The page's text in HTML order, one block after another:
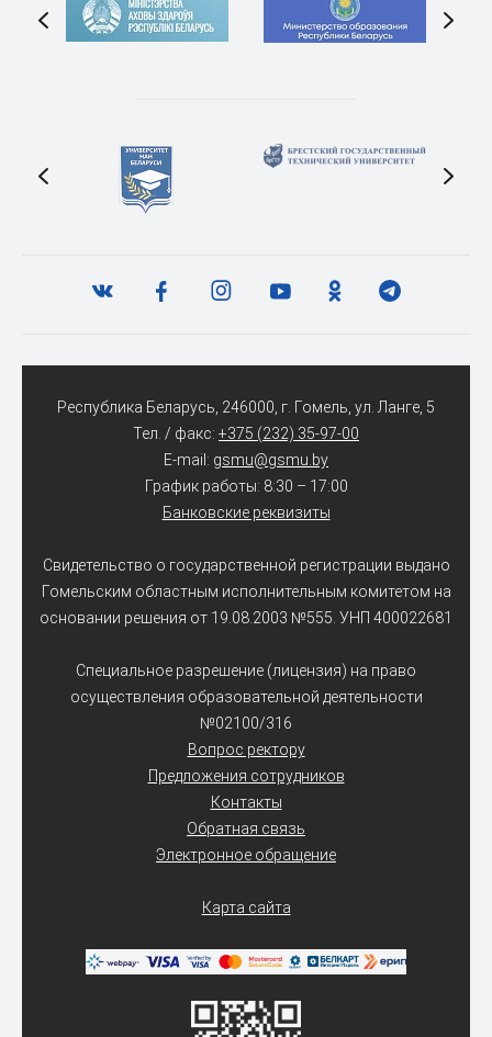
Республика Беларусь, 246000, г. Гомель, ул. Ланге, 5
Тел. / факс: +375 (232) 35-97-00
E-mail: gsmu@gsmu.by
График работы: 8:30 – 17:00
Банковские реквизиты
Свидетельство о государственной регистрации выдано
Гомельским областным исполнительным комитетом на
основании решения от 19.08.2003 №555. УНП 400022681
Специальное разрешение (лицензия) на право
осуществления образовательной деятельности
№02100/316
Вопрос ректору
Предложения сотрудников
Контакты
Обратная связь
Электронное обращение
Карта сайта